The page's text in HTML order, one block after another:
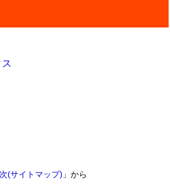
(サイトマップ)」から